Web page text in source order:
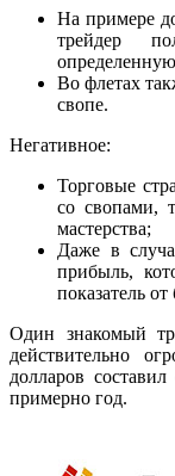
На примере
трейдер
Во флетах
свопе.
Негативное:
Торговые
со свопами,
мастерства;
Даже в
прибыль,
показатель
Один знакомый
действительно
долларов
примерно год.